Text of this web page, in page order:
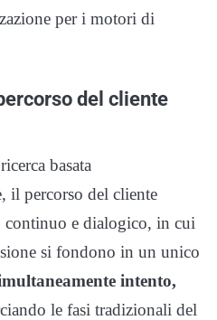
per i motori di
del cliente
basata
il percorso del cliente
continuo e dialogico, in cui
si fondono in un unico
intento,
le fasi tradizionali del